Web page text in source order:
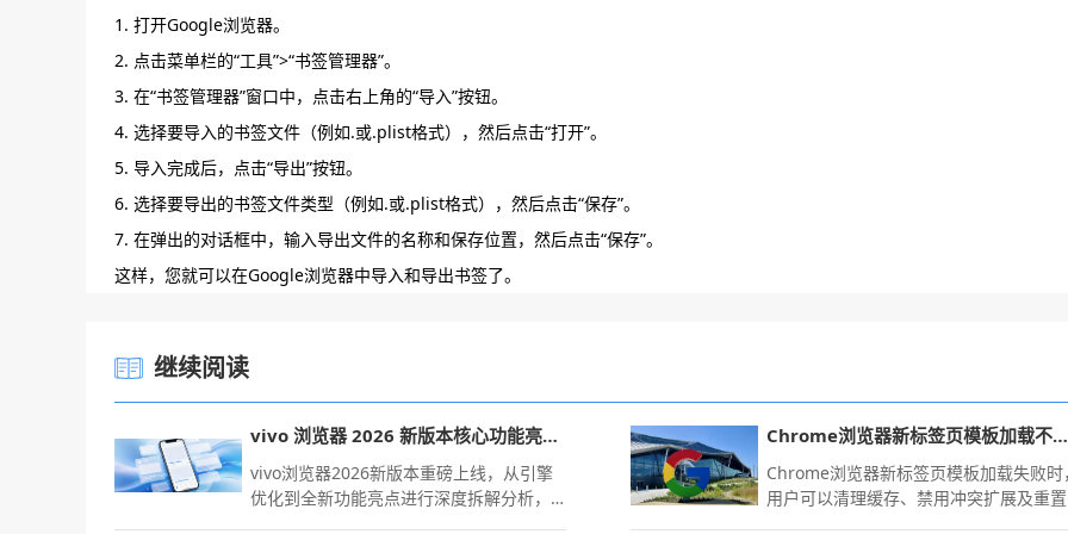
1. 打开Google浏览器。
2. 点击菜单栏的“工具”>“书签管理器”。
3. 在“书签管理器”窗口中，点击右上角的“导入”按钮。
4. 选择要导入的书签文件（例如.或.plist格式），然后点击“打开”。
5. 导入完成后，点击“导出”按钮。
6. 选择要导出的书签文件类型（例如.或.plist格式），然后点击“保存”。
7. 在弹出的对话框中，输入导出文件的名称和保存位置，然后点击“保存”。
这样，您就可以在Google浏览器中导入和导出书签了。
继续阅读
vivo 浏览器 2026 新版本核心功能亮点深度拆解分析
vivo浏览器2026新版本重磅上线，从引擎
优化到全新功能亮点进行深度拆解分析，
Chrome浏览器新标签页模板加载不出如何处理
Chrome浏览器新标签页模板加载失败时
用户可以清理缓存、禁用冲突扩展及重置